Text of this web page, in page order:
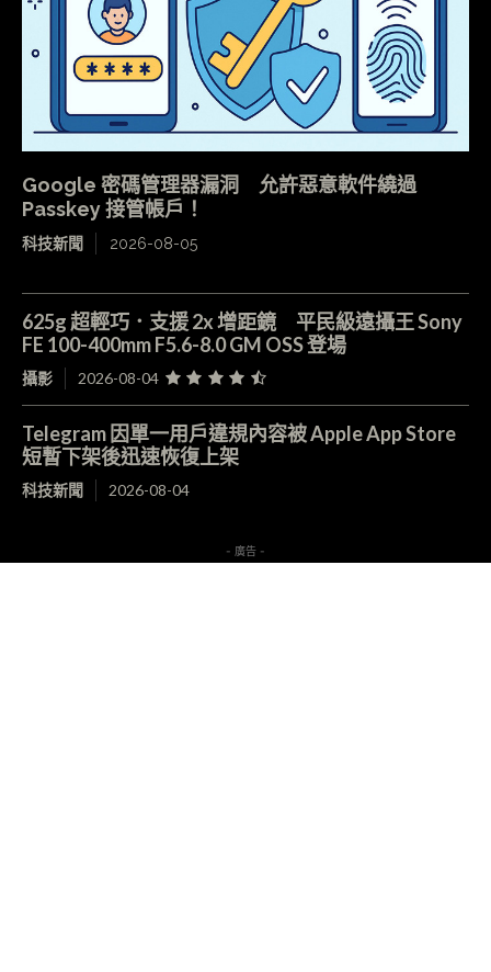
Google 密碼管理器漏洞 允許惡意軟件繞過
Passkey 接管帳戶！
科技新聞 2026-08-05
625g 超輕巧．支援 2x 增距鏡 平民級遠攝王 Sony
FE 100-400mm F5.6-8.0 GM OSS 登場
攝影 2026-08-04
Telegram 因單一用戶違規內容被 Apple App Store
短暫下架後迅速恢復上架
科技新聞 2026-08-04
- 廣告 -